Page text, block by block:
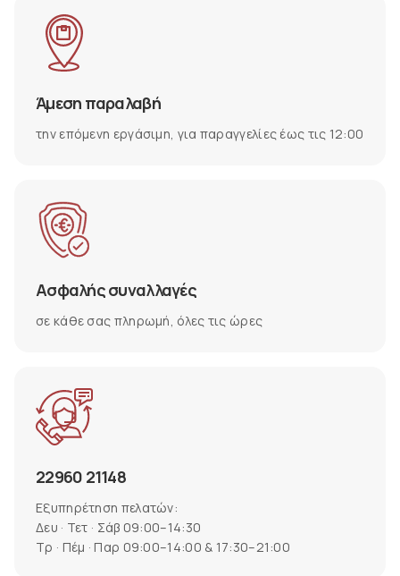
Άμεση παραλαβή
την επόμενη εργάσιμη, για παραγγελίες έως τις 12:00
Ασφαλής συναλλαγές
σε κάθε σας πληρωμή, όλες τις ώρες
22960 21148
Εξυπηρέτηση πελατών:
Δευ · Τετ · Σάβ 09:00–14:30
Τρ · Πέμ · Παρ 09:00–14:00 & 17:30–21:00